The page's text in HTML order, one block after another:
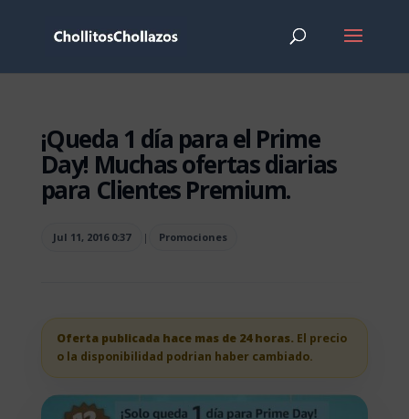
¡Queda 1 día para el Prime
Day! Muchas ofertas diarias
para Clientes Premium.
Jul 11, 2016 0:37 | Promociones
Oferta publicada hace mas de 24 horas. El precio
o la disponibilidad podrian haber cambiado.